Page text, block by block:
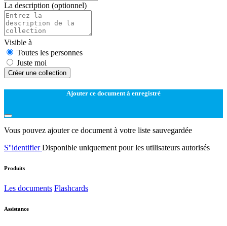
La description (optionnel)
Visible à
Toutes les personnes
Juste moi
Créer une collection
Ajouter ce document à enregistré
Vous pouvez ajouter ce document à votre liste sauvegardée
S''identifierDisponible uniquement pour les utilisateurs autorisés
Produits
Les documents Flashcards
Assistance